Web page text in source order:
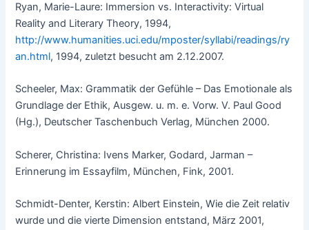
Ryan, Marie-Laure: Immersion vs. Interactivity: Virtual
Reality and Literary Theory, 1994,
http://www.humanities.uci.edu/mposter/syllabi/readings/ry
an.html, 1994, zuletzt besucht am 2.12.2007.
Scheeler, Max: Grammatik der Gefühle – Das Emotionale als
Grundlage der Ethik, Ausgew. u. m. e. Vorw. V. Paul Good
(Hg.), Deutscher Taschenbuch Verlag, München 2000.
Scherer, Christina: Ivens Marker, Godard, Jarman –
Erinnerung im Essayfilm, München, Fink, 2001.
Schmidt-Denter, Kerstin: Albert Einstein, Wie die Zeit relativ
wurde und die vierte Dimension entstand, März 2001,